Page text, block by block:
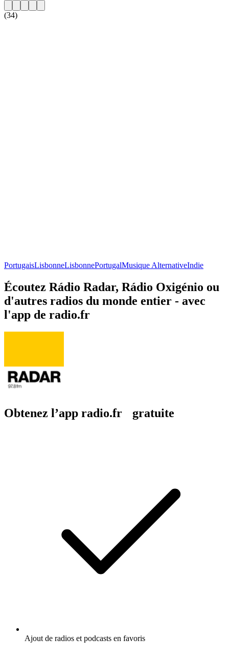
(34)
PortugaisLisbonneLisbonnePortugalMusique AlternativeIndie
Écoutez Rádio Radar, Rádio Oxigénio ou
d'autres radios du monde entier - avec
l'app de radio.fr
Obtenez l’app radio.fr gratuite
Ajout de radios et podcasts en favoris